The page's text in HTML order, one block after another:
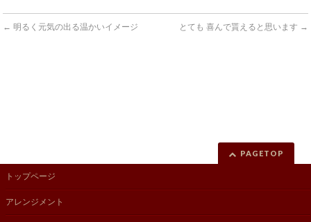
← 明るく元気の出る温かいイメージ とても 喜んで貰えると思います →
PAGETOP
トップページ
アレンジメント